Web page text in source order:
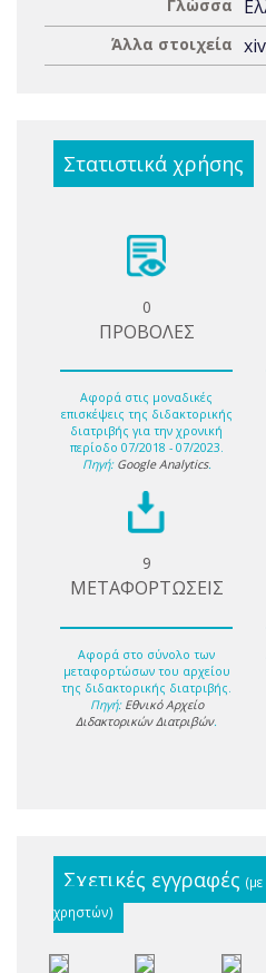
Γλώσσα
Άλλα στοιχεία
Στατιστικά χρήσης
0
ΠΡΟΒΟΛΕΣ
Αφορά στις μοναδικές
επισκέψεις της διδακτορικής
διατριβής για την χρονική
περίοδο 07/2018 - 07/2023.
Πηγή: Google Analytics.
9
ΜΕΤΑΦΟΡΤΩΣΕΙΣ
Αφορά στο σύνολο των
μεταφορτώσων του αρχείου
της διδακτορικής διατριβής.
Πηγή: Εθνικό Αρχείο
Διδακτορικών Διατριβών.
Σχετικές εγγραφές
χρηστών)